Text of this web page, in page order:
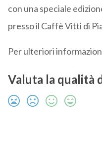
con una speciale
presso il Caffè Vitti di
Per ulteriori
Valuta la qualità